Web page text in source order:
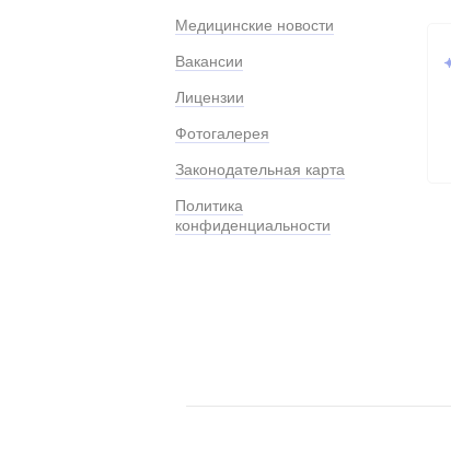
Медицинские новости
Вакансии
Лицензии
Фотогалерея
Законодательная карта
Политика
конфиденциальности